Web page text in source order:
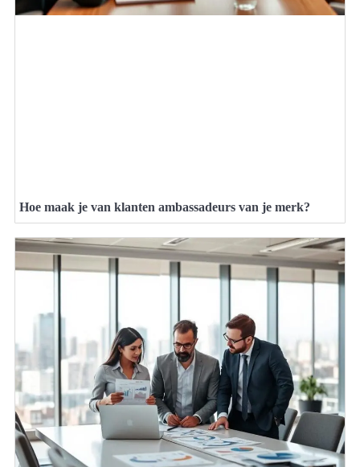
Hoe maak je van klanten ambassadeurs van je merk?